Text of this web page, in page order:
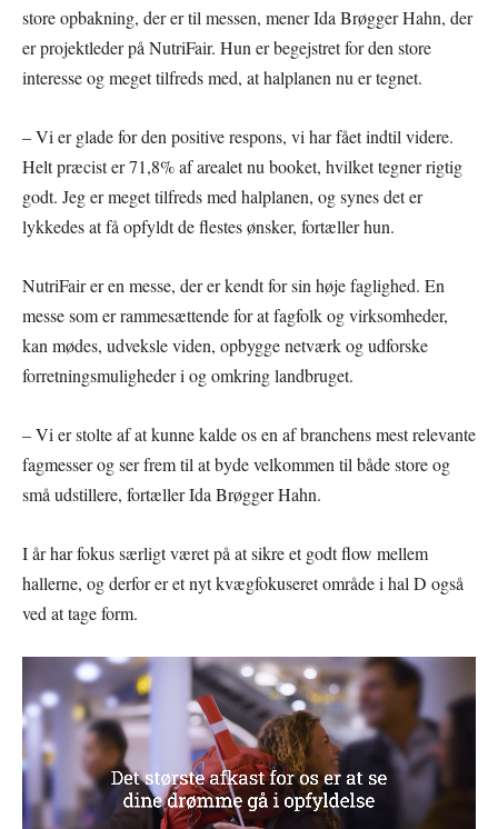
store opbakning, der er til messen, mener Ida Brøgger Hahn, der
er projektleder på NutriFair. Hun er begejstret for den store
interesse og meget tilfreds med, at halplanen nu er tegnet.
– Vi er glade for den positive respons, vi har fået indtil videre.
Helt præcist er 71,8% af arealet nu booket, hvilket tegner rigtig
godt. Jeg er meget tilfreds med halplanen, og synes det er
lykkedes at få opfyldt de flestes ønsker, fortæller hun.
NutriFair er en messe, der er kendt for sin høje faglighed. En
messe som er rammesættende for at fagfolk og virksomheder,
kan mødes, udveksle viden, opbygge netværk og udforske
forretningsmuligheder i og omkring landbruget.
– Vi er stolte af at kunne kalde os en af branchens mest relevante
fagmesser og ser frem til at byde velkommen til både store og
små udstillere, fortæller Ida Brøgger Hahn.
I år har fokus særligt været på at sikre et godt flow mellem
hallerne, og derfor er et nyt kvægfokuseret område i hal D også
ved at tage form.